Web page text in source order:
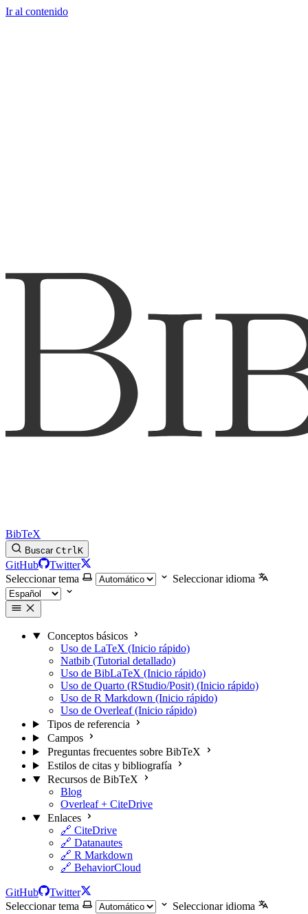
Ir al contenido
BibTeX
Buscar CtrlK
GitHub
Twitter
Seleccionar tema
Seleccionar idioma
Conceptos básicos
Uso de LaTeX (Inicio rápido)
Natbib (Tutorial detallado)
Uso de BibLaTeX (Inicio rápido)
Uso de Quarto (RStudio/Posit) (Inicio rápido)
Uso de R Markdown (Inicio rápido)
Uso de Overleaf (Inicio rápido)
Tipos de referencia
Campos
Preguntas frecuentes sobre BibTeX
Estilos de citas y bibliografía
Recursos de BibTeX
Blog
Overleaf + CiteDrive
Enlaces
🔗 CiteDrive
🔗 Datanautes
🔗 R Markdown
🔗 BehaviorCloud
GitHub
Twitter
Seleccionar tema
Seleccionar idioma